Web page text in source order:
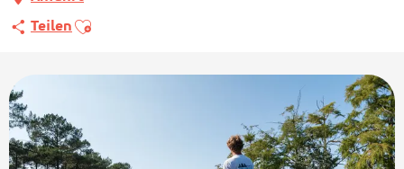
Teilen Ajouter aux favoris